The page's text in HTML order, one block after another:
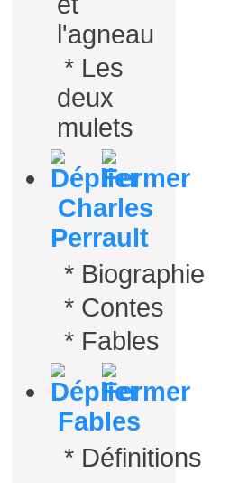
l'agneau
* Les
deux
mulets
Charles
Perrault
* Biographie
* Contes
* Fables
Fables
* Définitions